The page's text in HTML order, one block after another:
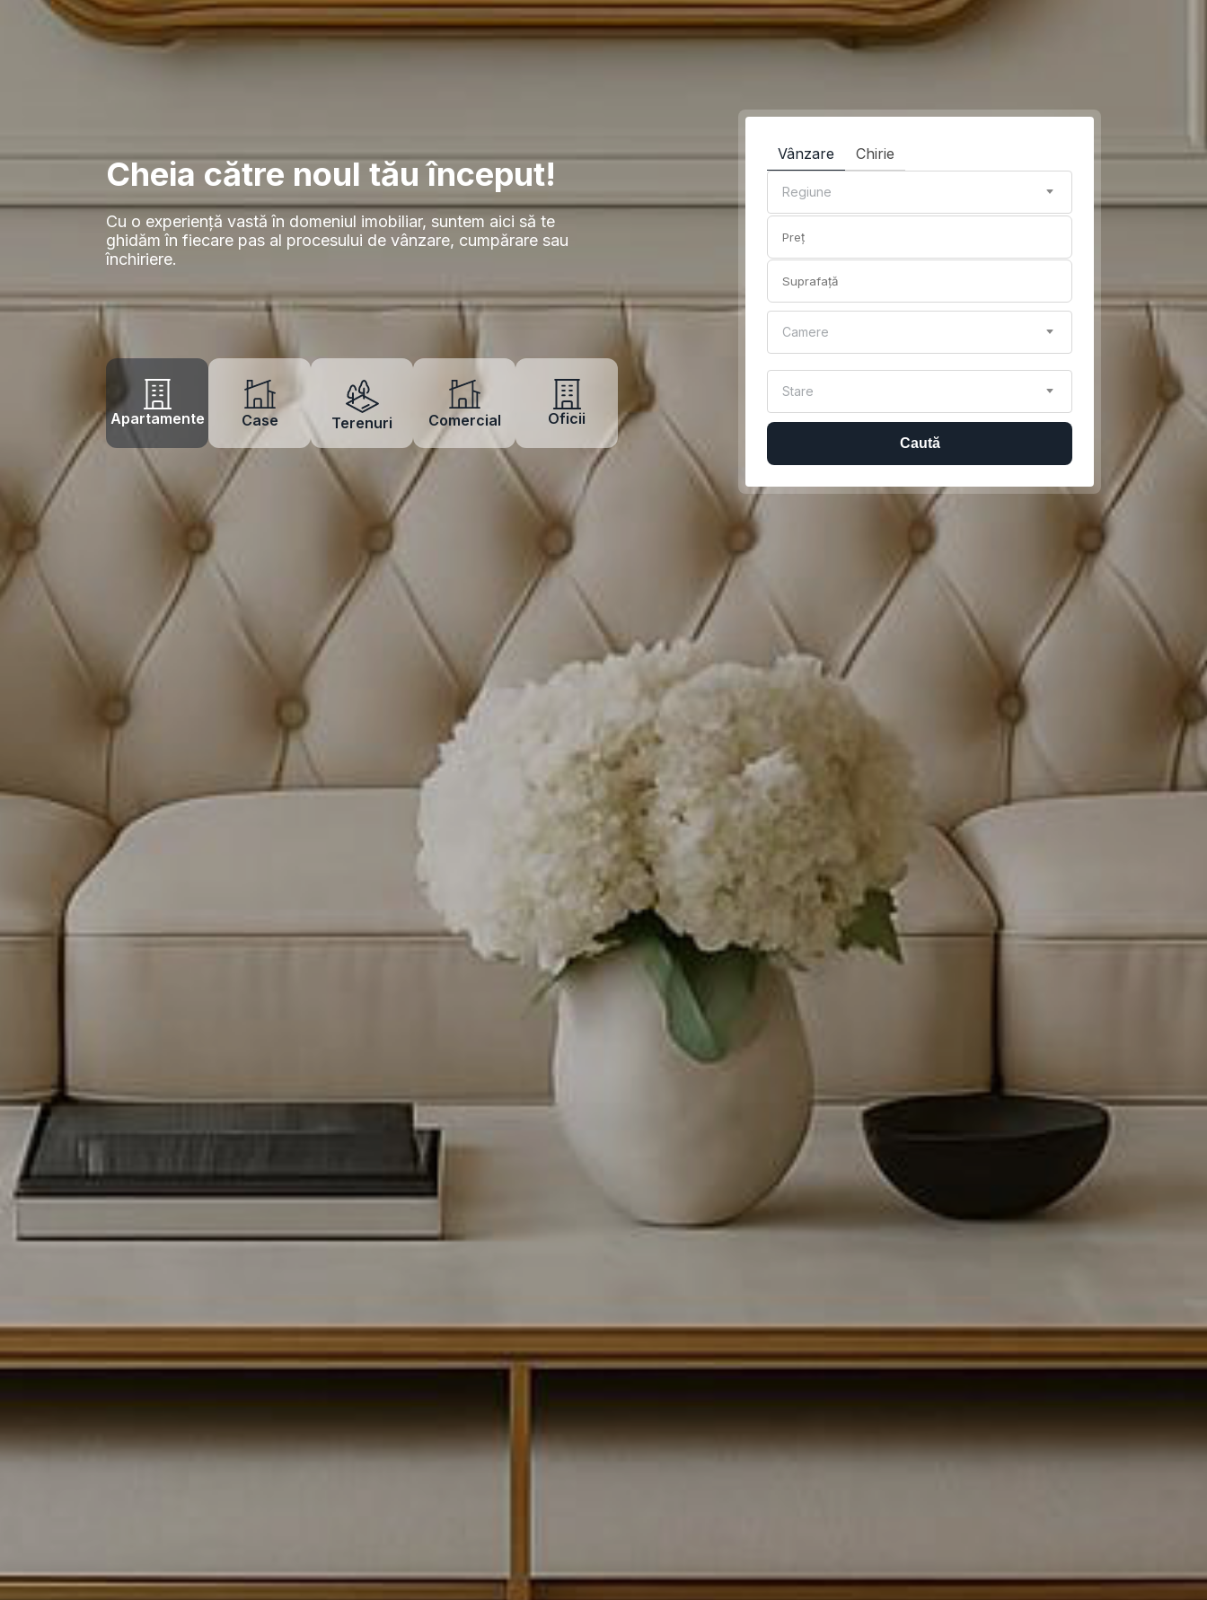
Cheia către noul tău început!
Cu o experiență vastă în domeniul imobiliar, suntem aici să te
ghidăm în fiecare pas al procesului de vânzare, cumpărare sau
închiriere.
Apartamente Case Terenuri Comercial Oficii
Vânzare Chirie
Regiune
Camere
Stare
Caută